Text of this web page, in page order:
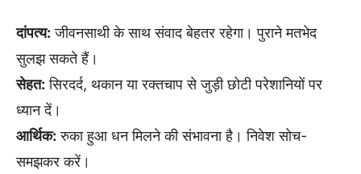
दांपत्य: जीवनसाथी के साथ संवाद बेहतर रहेगा। पुराने मतभेद
सुलझ सकते हैं।
सेहत: सिरदर्द, थकान या रक्तचाप से जुड़ी छोटी परेशानियों पर
ध्यान दें।
आर्थिक: रुका हुआ धन मिलने की संभावना है। निवेश सोच-
समझकर करें।